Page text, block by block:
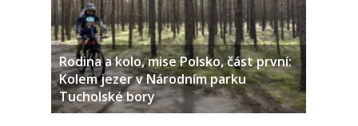
Rodina a kolo, mise Polsko, část první:
Kolem jezer v Národním parku
Tucholské bory